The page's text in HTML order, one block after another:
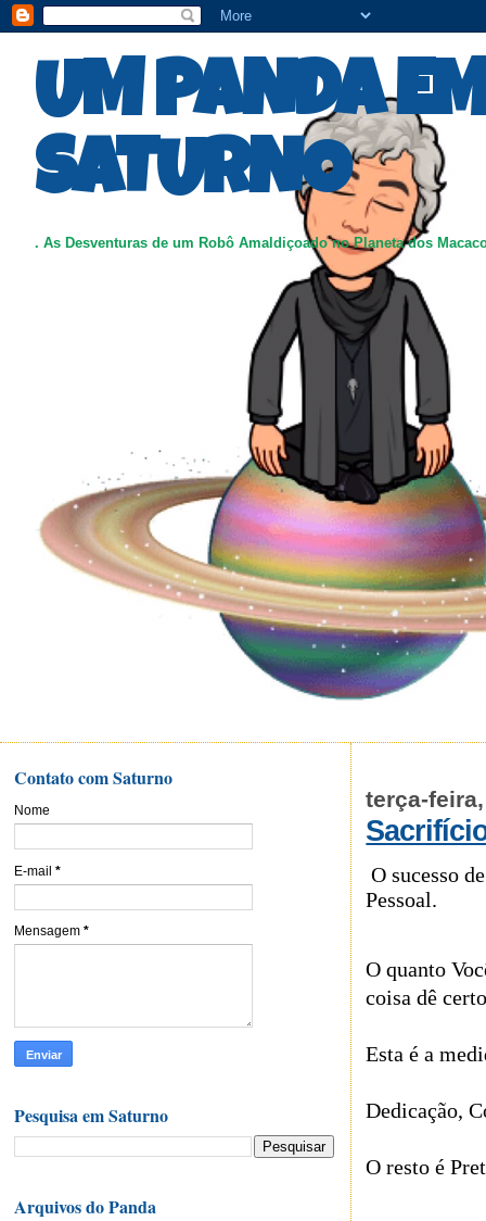
UM PANDA
SATURNO
. As Desventuras de um Robô Amaldiçoado no Planeta dos
terça-
O sucesso
Pessoal.
O quanto
coisa dê
Esta é a
Dedicação,
O resto é
Contato com Saturno
Nome
E-mail *
Mensagem *
Pesquisa em Saturno
Arquivos do Panda